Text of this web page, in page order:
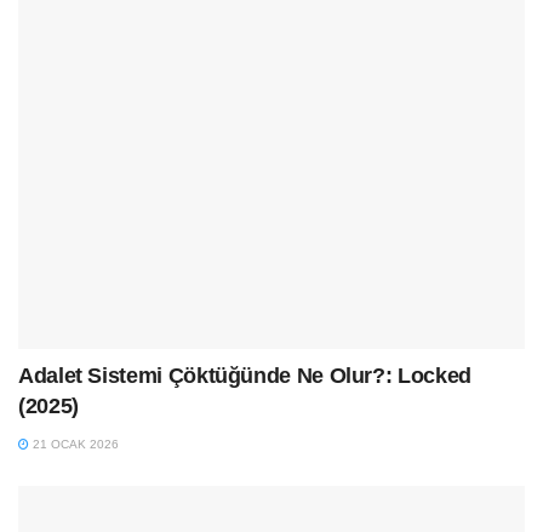
Adalet Sistemi Çöktüğünde Ne Olur?: Locked
(2025)
21 OCAK 2026